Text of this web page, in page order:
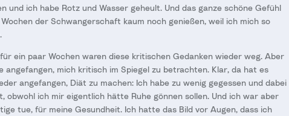
und ich habe Rotz und Wasser geheult. Und das ganze schöne Gefühl
der Schwangerschaft kaum noch genießen, weil ich mich so
ein paar Wochen waren diese kritischen Gedanken wieder weg. Aber
angefangen, mich kritisch im Spiegel zu betrachten. Klar, da hat es
angefangen, Diät zu machen: Ich habe zu wenig gegessen und dabei
obwohl ich mir eigentlich hätte Ruhe gönnen sollen. Und ich war aber
tue, für meine Gesundheit. Ich hatte das Bild vor Augen, dass ich